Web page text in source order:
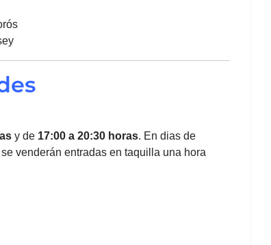
y de 17:00 a 20:30 horas. En dias de
venderán entradas en taquilla una hora